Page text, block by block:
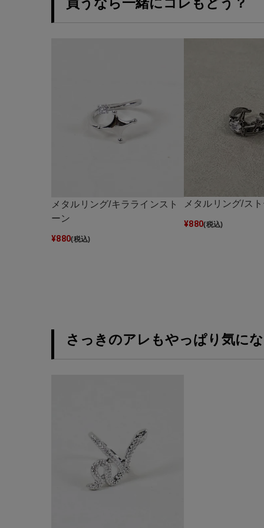
メタルリング/キララインスト
ーン
¥880(税込)
メタルリング/ス
¥880(税込)
さっきのアレもやっぱり気に